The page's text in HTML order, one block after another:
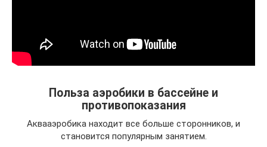
Польза аэробики в бассейне и
противопоказания
Аквааэробика находит все больше сторонников, и
становится популярным занятием.